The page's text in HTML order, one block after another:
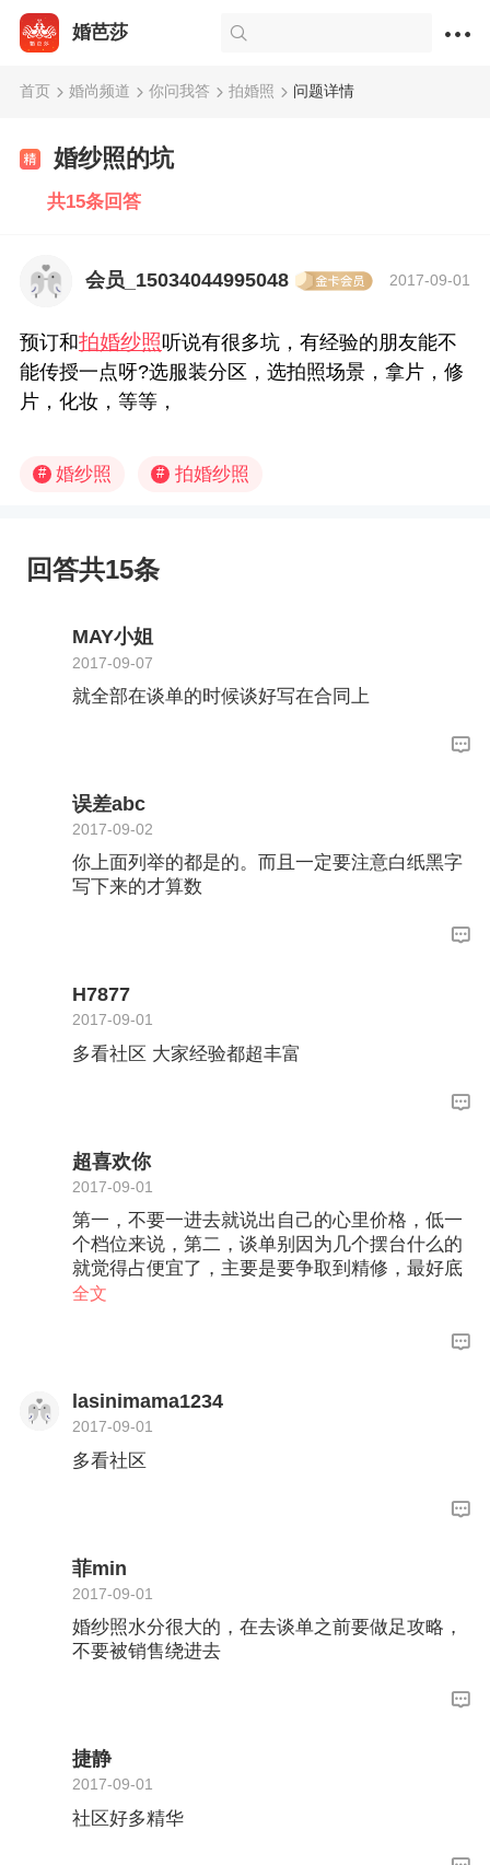
婚芭莎
首页 婚尚频道 你问我答 拍婚照 问题详情
婚纱照的坑
共15条回答
会员_15034044995048 2017-09-01
预订和拍婚纱照听说有很多坑，有经验的朋友能不
能传授一点呀?选服装分区，选拍照场景，拿片，修
片，化妆，等等，
# 婚纱照 # 拍婚纱照
回答共15条
MAY小姐
2017-09-07
就全部在谈单的时候谈好写在合同上
误差abc
2017-09-02
你上面列举的都是的。而且一定要注意白纸黑字
写下来的才算数
H7877
2017-09-01
多看社区 大家经验都超丰富
超喜欢你
2017-09-01
第一，不要一进去就说出自己的心里价格，低一
个档位来说，第二，谈单别因为几个摆台什么的
就觉得占便宜了，主要是要争取到精修，最好底
片全送，至于服装和场景，我是建议你全部谈单
选择，去探探店很有必要的～然后多家比较一下
全文
lasinimama1234
2017-09-01
多看社区
菲min
2017-09-01
婚纱照水分很大的，在去谈单之前要做足攻略，
不要被销售绕进去
捷静
2017-09-01
社区好多精华